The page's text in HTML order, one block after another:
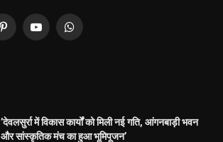
PinterestYouTubeWhatsApp
’देवलसुर्रा में विकास कार्यों को मिली नई गति, आंगनबाड़ी भवन
और सांस्कृतिक मंच का हुआ भूमिपूजन’